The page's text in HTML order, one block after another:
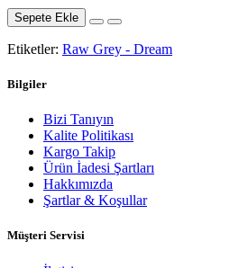
Sepete Ekle
Etiketler: Raw Grey - Dream
Bilgiler
Bizi Tanıyın
Kalite Politikası
Kargo Takip
Ürün İadesi Şartları
Hakkımızda
Şartlar & Koşullar
Müşteri Servisi